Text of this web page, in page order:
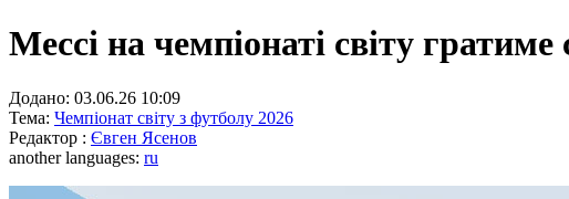
Мессі на чемпіонаті світу гратиме
Додано: 03.06.26 10:09
Тема: Чемпіонат світу з футболу 2026
Редактор : Євген Ясенов
another languages: ru